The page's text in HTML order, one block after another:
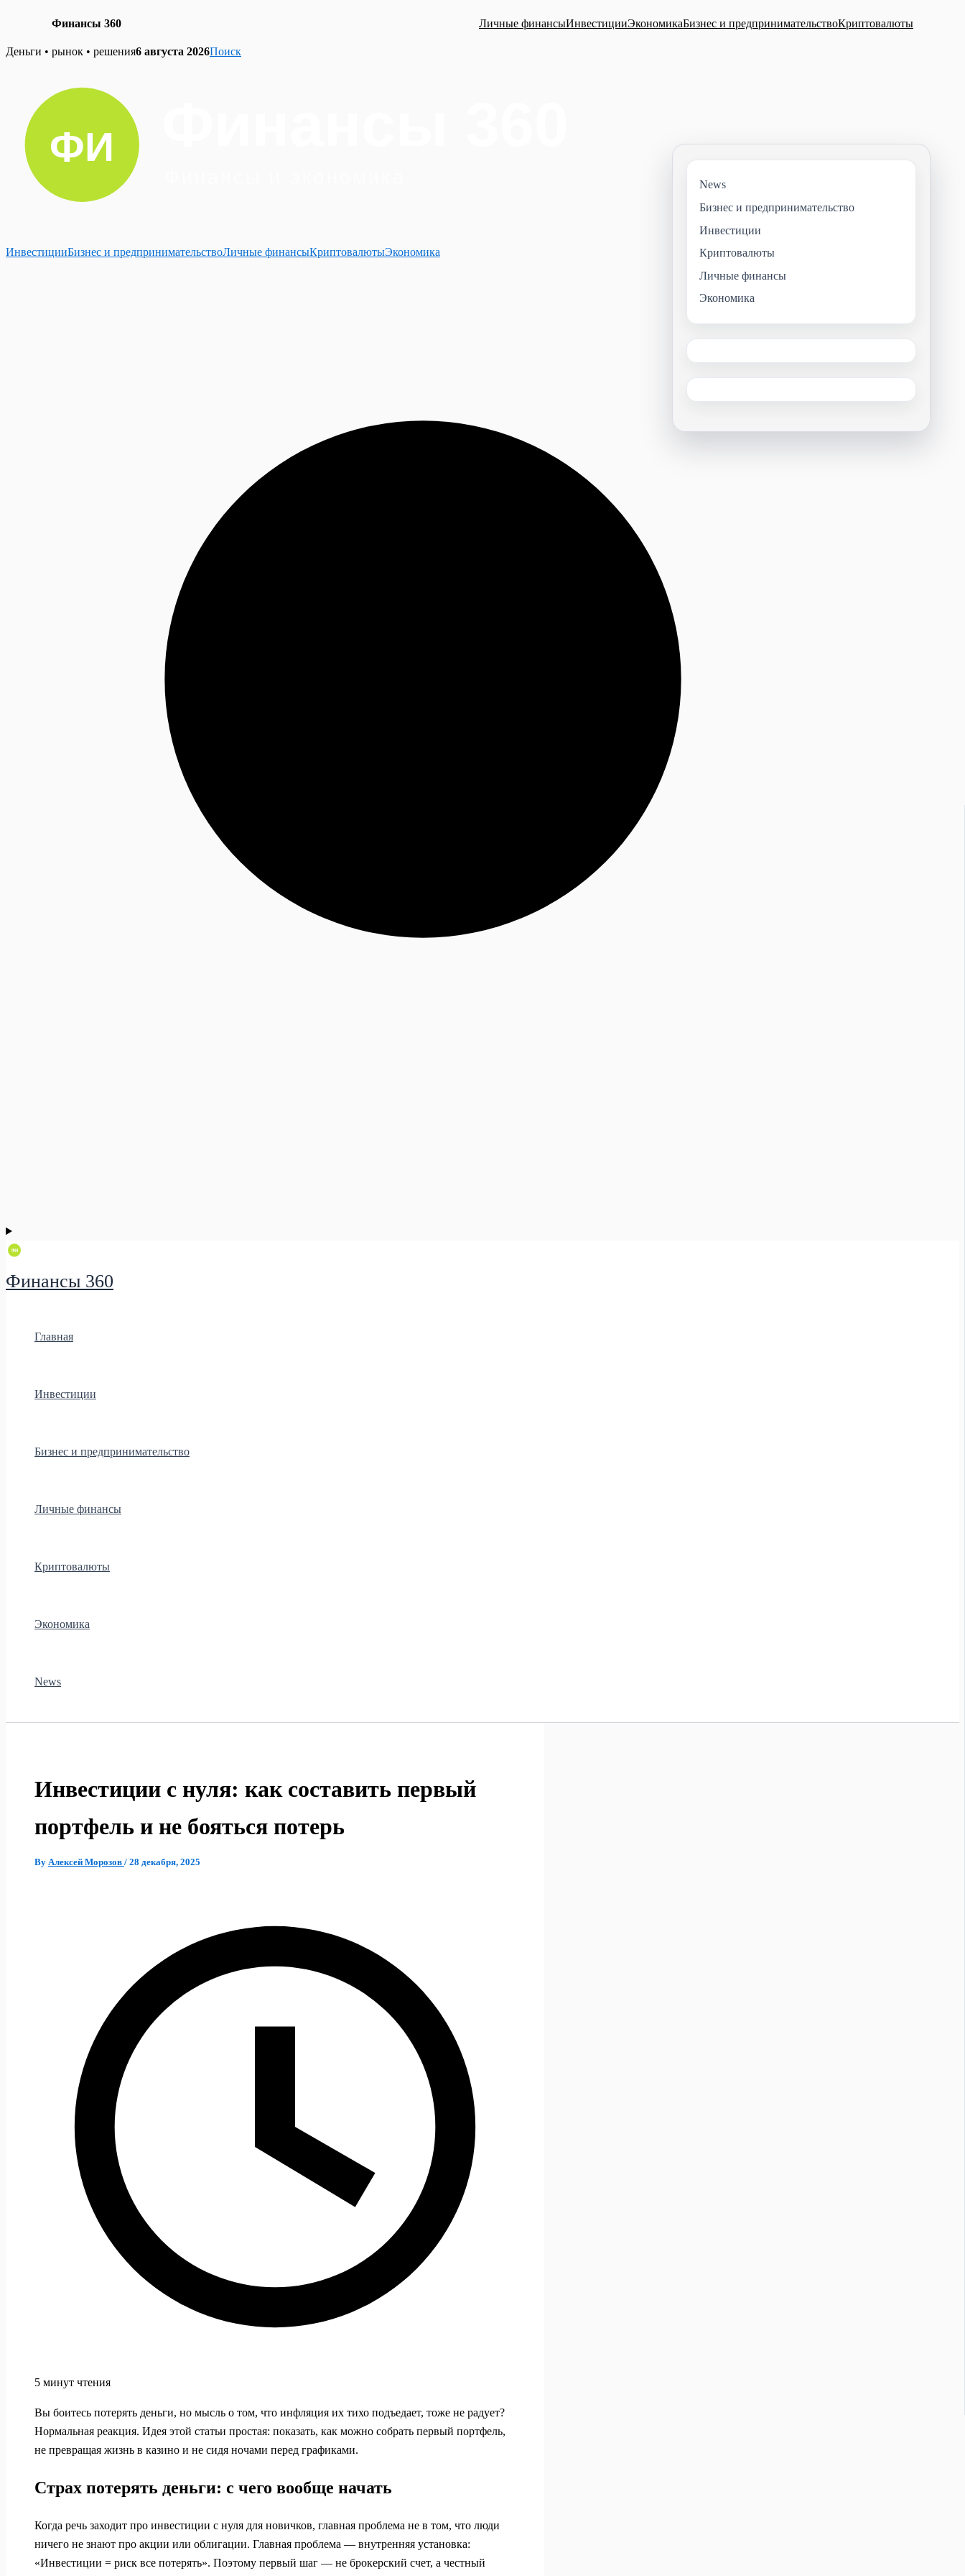
Финансы 360 Личные финансыИнвестицииЭкономикаБизнес и предпринимательствоКриптовалюты
Skip
Деньги • рынок • решения6 августа 2026Поиск
ИнвестицииБизнес и предпринимательствоЛичные финансыКриптовалютыЭкономика
Финансы 360
Главная
Инвестиции
Бизнес и предпринимательство
Личные финансы
Криптовалюты
Экономика
News
Инвестиции с нуля: как составить первый
портфель и не бояться потерь
By Алексей Морозов / 28 декабря, 2025
5 минут чтения
Вы боитесь потерять деньги, но мысль о том, что инфляция их тихо подъедает, тоже не радует?
Нормальная реакция. Идея этой статьи простая: показать, как можно собрать первый портфель,
не превращая жизнь в казино и не сидя ночами перед графиками.
Страх потерять деньги: с чего вообще начать
Когда речь заходит про инвестиции с нуля для новичков, главная проблема не в том, что люди
ничего не знают про акции или облигации. Главная проблема — внутренняя установка:
«Инвестиции = риск все потерять». Поэтому первый шаг — не брокерский счет, а честный
News
Бизнес и предпринимательство
Инвестиции
Криптовалюты
Личные финансы
Экономика